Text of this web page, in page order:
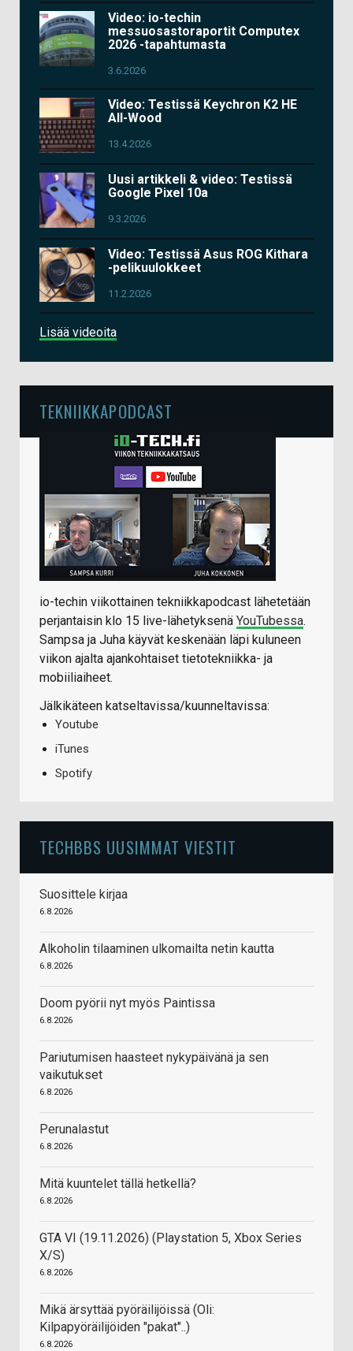
Video: io-techin
messuosastoraportit Computex
2026 -tapahtumasta
3.6.2026
Video: Testissä Keychron K2 HE
All-Wood
13.4.2026
Uusi artikkeli & video: Testissä
Google Pixel 10a
9.3.2026
Video: Testissä Asus ROG Kithara
-pelikuulokkeet
11.2.2026
Lisää videoita
TEKNIIKKAPODCAST
io-techin viikottainen tekniikkapodcast lähetetään
perjantaisin klo 15 live-lähetyksenä YouTubessa.
Sampsa ja Juha käyvät keskenään läpi kuluneen
viikon ajalta ajankohtaiset tietotekniikka- ja
mobiiliaiheet.
Jälkikäteen katseltavissa/kuunneltavissa:
Youtube
iTunes
Spotify
TECHBBS UUSIMMAT VIESTIT
Suosittele kirjaa
6.8.2026
Alkoholin tilaaminen ulkomailta netin kautta
6.8.2026
Doom pyörii nyt myös Paintissa
6.8.2026
Pariutumisen haasteet nykypäivänä ja sen
vaikutukset
6.8.2026
Perunalastut
6.8.2026
Mitä kuuntelet tällä hetkellä?
6.8.2026
GTA VI (19.11.2026) (Playstation 5, Xbox Series
X/S)
6.8.2026
Mikä ärsyttää pyöräilijöissä (Oli:
Kilpapyöräilijöiden "pakat"..)
6.8.2026